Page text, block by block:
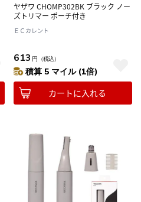
ヤザワ CHOMP302BK ブラック ノー
ズトリマー ポーチ付き
ＥＣカレント
613 円 （税込）
積算 5 マイル (1倍)
カートに入れる